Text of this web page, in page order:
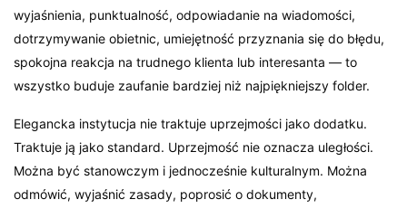
wyjaśnienia, punktualność, odpowiadanie na wiadomości,
dotrzymywanie obietnic, umiejętność przyznania się do błędu,
spokojna reakcja na trudnego klienta lub interesanta — to
wszystko buduje zaufanie bardziej niż najpiękniejszy folder.
Elegancka instytucja nie traktuje uprzejmości jako dodatku.
Traktuje ją jako standard. Uprzejmość nie oznacza uległości.
Można być stanowczym i jednocześnie kulturalnym. Można
odmówić, wyjaśnić zasady, poprosić o dokumenty,